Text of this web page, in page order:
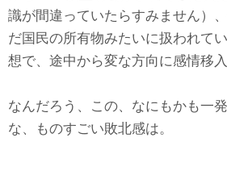
識が間違っていたらすみません）
だ国民の所有物みたいに扱われて
想で、途中から変な方向に感情移入
なんだろう、この、なにもかも一
な、ものすごい敗北感は。